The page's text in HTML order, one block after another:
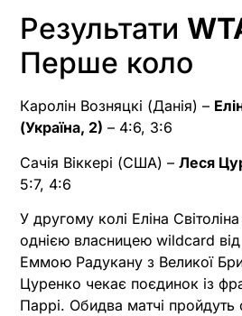
Результати
Перше коло
Каролін Возняцкі (Данія) –
(Україна, 2) – 4:6, 3:6
Сачія Віккері (США) – Леся
5:7, 4:6
У другому колі Еліна
однією власницею wildcard від
Еммою Радукану з Великої
Цуренко чекає поєдинок із
Паррі. Обидва матчі пройдуть